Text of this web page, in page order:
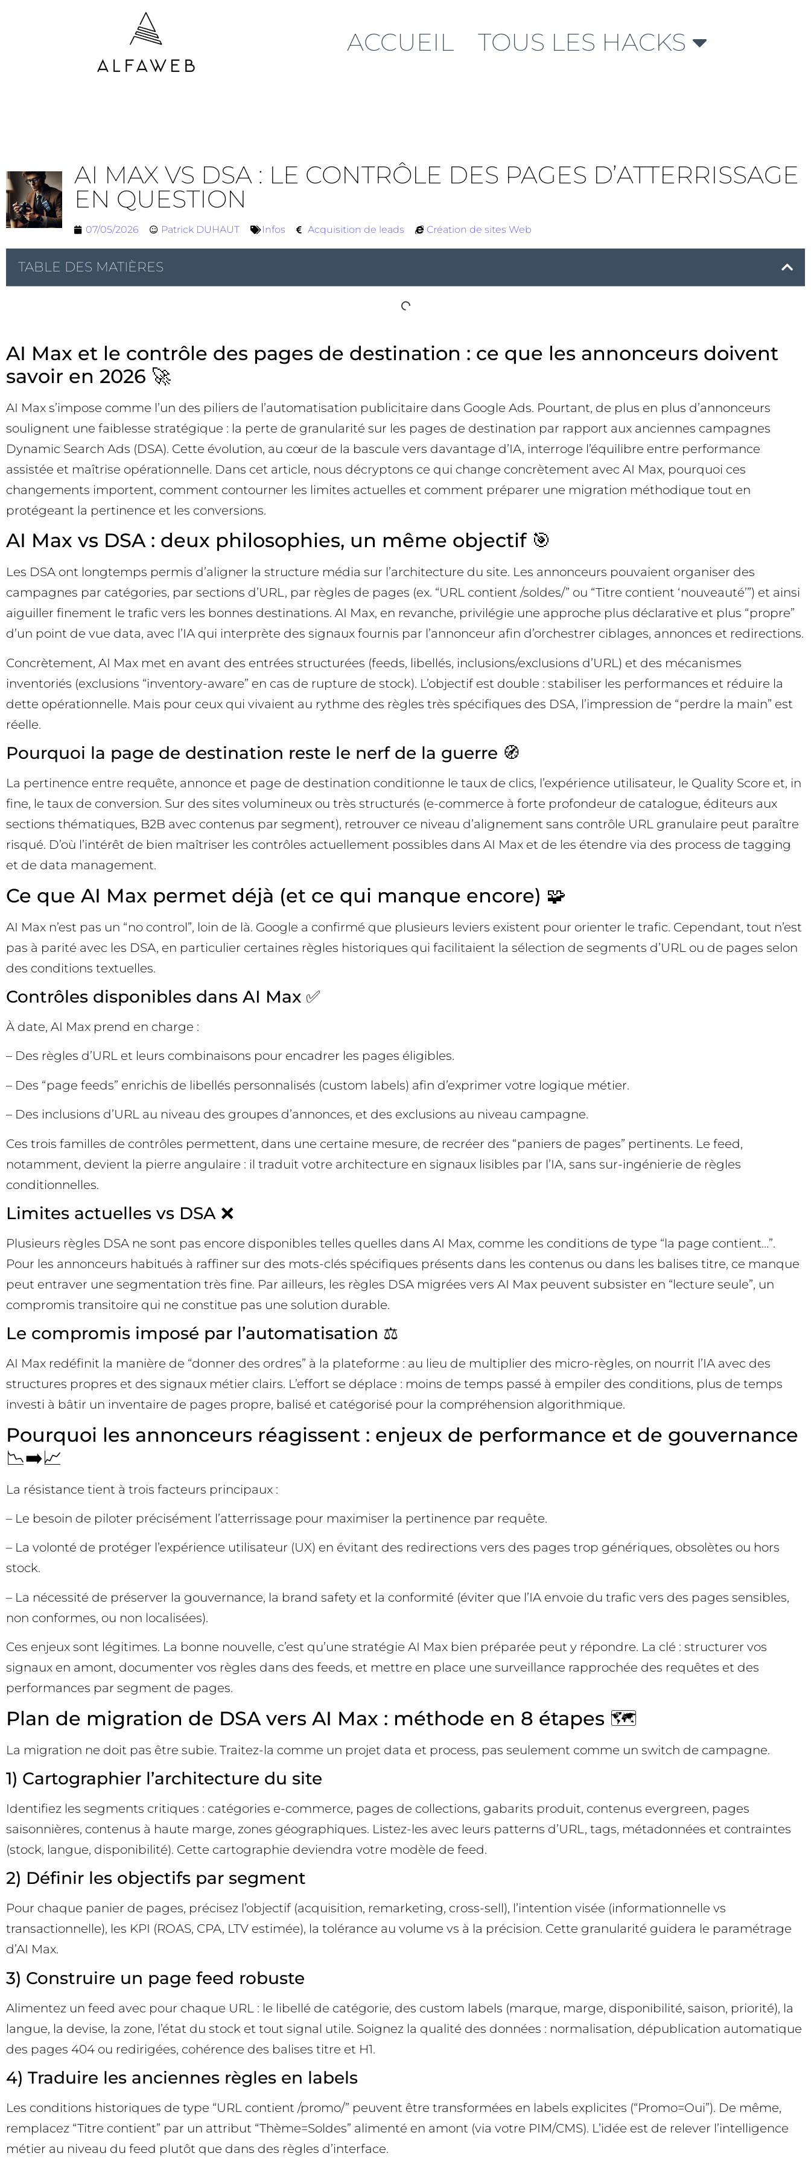
ACCUEIL TOUS LES HACKS
AI MAX VS DSA : LE CONTRÔLE DES PAGES D’ATTERRISSAGE
EN QUESTION
07/05/2026 Patrick DUHAUT Infos Acquisition de leads Création de sites Web
TABLE DES MATIÈRES
AI Max et le contrôle des pages de destination : ce que les annonceurs doivent
savoir en 2026 🚀
AI Max s’impose comme l’un des piliers de l’automatisation publicitaire dans Google Ads. Pourtant, de plus en plus d’annonceurs
soulignent une faiblesse stratégique : la perte de granularité sur les pages de destination par rapport aux anciennes campagnes
Dynamic Search Ads (DSA). Cette évolution, au cœur de la bascule vers davantage d’IA, interroge l’équilibre entre performance
assistée et maîtrise opérationnelle. Dans cet article, nous décryptons ce qui change concrètement avec AI Max, pourquoi ces
changements importent, comment contourner les limites actuelles et comment préparer une migration méthodique tout en
protégeant la pertinence et les conversions.
AI Max vs DSA : deux philosophies, un même objectif 🎯
Les DSA ont longtemps permis d’aligner la structure média sur l’architecture du site. Les annonceurs pouvaient organiser des
campagnes par catégories, par sections d’URL, par règles de pages (ex. “URL contient /soldes/” ou “Titre contient ‘nouveauté’”) et ainsi
aiguiller finement le trafic vers les bonnes destinations. AI Max, en revanche, privilégie une approche plus déclarative et plus “propre”
d’un point de vue data, avec l’IA qui interprète des signaux fournis par l’annonceur afin d’orchestrer ciblages, annonces et redirections.
Concrètement, AI Max met en avant des entrées structurées (feeds, libellés, inclusions/exclusions d’URL) et des mécanismes
inventoriés (exclusions “inventory-aware” en cas de rupture de stock). L’objectif est double : stabiliser les performances et réduire la
dette opérationnelle. Mais pour ceux qui vivaient au rythme des règles très spécifiques des DSA, l’impression de “perdre la main” est
réelle.
Pourquoi la page de destination reste le nerf de la guerre 🧭
La pertinence entre requête, annonce et page de destination conditionne le taux de clics, l’expérience utilisateur, le Quality Score et, in
fine, le taux de conversion. Sur des sites volumineux ou très structurés (e-commerce à forte profondeur de catalogue, éditeurs aux
sections thématiques, B2B avec contenus par segment), retrouver ce niveau d’alignement sans contrôle URL granulaire peut paraître
risqué. D’où l’intérêt de bien maîtriser les contrôles actuellement possibles dans AI Max et de les étendre via des process de tagging
et de data management.
Ce que AI Max permet déjà (et ce qui manque encore) 🧩
AI Max n’est pas un “no control”, loin de là. Google a confirmé que plusieurs leviers existent pour orienter le trafic. Cependant, tout n’est
pas à parité avec les DSA, en particulier certaines règles historiques qui facilitaient la sélection de segments d’URL ou de pages selon
des conditions textuelles.
Contrôles disponibles dans AI Max ✅
À date, AI Max prend en charge :
– Des règles d’URL et leurs combinaisons pour encadrer les pages éligibles.
– Des “page feeds” enrichis de libellés personnalisés (custom labels) afin d’exprimer votre logique métier.
– Des inclusions d’URL au niveau des groupes d’annonces, et des exclusions au niveau campagne.
Ces trois familles de contrôles permettent, dans une certaine mesure, de recréer des “paniers de pages” pertinents. Le feed,
notamment, devient la pierre angulaire : il traduit votre architecture en signaux lisibles par l’IA, sans sur-ingénierie de règles
conditionnelles.
Limites actuelles vs DSA ❌
Plusieurs règles DSA ne sont pas encore disponibles telles quelles dans AI Max, comme les conditions de type “la page contient…”.
Pour les annonceurs habitués à raffiner sur des mots-clés spécifiques présents dans les contenus ou dans les balises titre, ce manque
peut entraver une segmentation très fine. Par ailleurs, les règles DSA migrées vers AI Max peuvent subsister en “lecture seule”, un
compromis transitoire qui ne constitue pas une solution durable.
Le compromis imposé par l’automatisation ⚖️
AI Max redéfinit la manière de “donner des ordres” à la plateforme : au lieu de multiplier des micro-règles, on nourrit l’IA avec des
structures propres et des signaux métier clairs. L’effort se déplace : moins de temps passé à empiler des conditions, plus de temps
investi à bâtir un inventaire de pages propre, balisé et catégorisé pour la compréhension algorithmique.
Pourquoi les annonceurs réagissent : enjeux de performance et de gouvernance
📉➡️📈
La résistance tient à trois facteurs principaux :
– Le besoin de piloter précisément l’atterrissage pour maximiser la pertinence par requête.
– La volonté de protéger l’expérience utilisateur (UX) en évitant des redirections vers des pages trop génériques, obsolètes ou hors
stock.
– La nécessité de préserver la gouvernance, la brand safety et la conformité (éviter que l’IA envoie du trafic vers des pages sensibles,
non conformes, ou non localisées).
Ces enjeux sont légitimes. La bonne nouvelle, c’est qu’une stratégie AI Max bien préparée peut y répondre. La clé : structurer vos
signaux en amont, documenter vos règles dans des feeds, et mettre en place une surveillance rapprochée des requêtes et des
performances par segment de pages.
Plan de migration de DSA vers AI Max : méthode en 8 étapes 🗺️
La migration ne doit pas être subie. Traitez-la comme un projet data et process, pas seulement comme un switch de campagne.
1) Cartographier l’architecture du site
Identifiez les segments critiques : catégories e-commerce, pages de collections, gabarits produit, contenus evergreen, pages
saisonnières, contenus à haute marge, zones géographiques. Listez-les avec leurs patterns d’URL, tags, métadonnées et contraintes
(stock, langue, disponibilité). Cette cartographie deviendra votre modèle de feed.
2) Définir les objectifs par segment
Pour chaque panier de pages, précisez l’objectif (acquisition, remarketing, cross-sell), l’intention visée (informationnelle vs
transactionnelle), les KPI (ROAS, CPA, LTV estimée), la tolérance au volume vs à la précision. Cette granularité guidera le paramétrage
d’AI Max.
3) Construire un page feed robuste
Alimentez un feed avec pour chaque URL : le libellé de catégorie, des custom labels (marque, marge, disponibilité, saison, priorité), la
langue, la devise, la zone, l’état du stock et tout signal utile. Soignez la qualité des données : normalisation, dépublication automatique
des pages 404 ou redirigées, cohérence des balises titre et H1.
4) Traduire les anciennes règles en labels
Les conditions historiques de type “URL contient /promo/” peuvent être transformées en labels explicites (“Promo=Oui”). De même,
remplacez “Titre contient” par un attribut “Thème=Soldes” alimenté en amont (via votre PIM/CMS). L’idée est de relever l’intelligence
métier au niveau du feed plutôt que dans des règles d’interface.